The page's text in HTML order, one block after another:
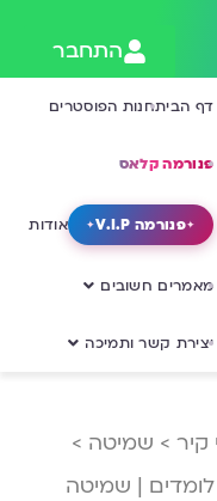
התחבר
דף הביתחנות הפוסטרים
פנורמה קלאס
פנורמה V.I.P אודות
מאמרים חשובים
יצירת קשר ותמיכה
קיר > שמיטה >
| שמיטה